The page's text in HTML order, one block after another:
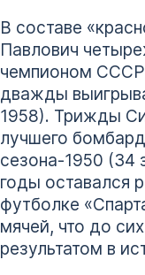
В составе
Павлович
чемпионом СССР
дважды
1958). Трижды
лучшего
сезона-1950 (34
годы оставался
футболке
мячей, что до
результатом в